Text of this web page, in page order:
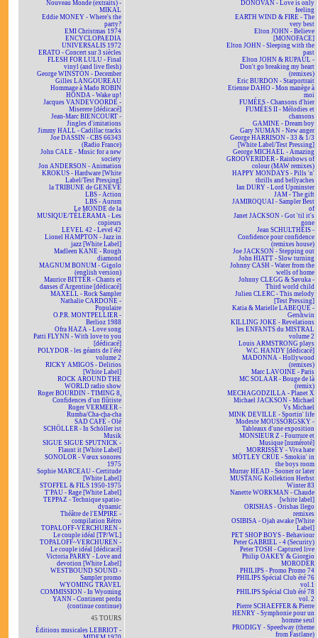
Nouveau Monde (extraits) -
MIKAL
Eddie MONEY - Where's the
party?
EMI Christmas 1974
ENCYCLOPAEDIA
UNIVERSALIS 1972
ERATO - Concert sur 3 siècles
FLESH FOR LULU - Final
vinyl (and live flesh)
George WINSTON - December
Gilles LANGOUREAU
Hommage à Mado ROBIN
HONDA - Wake up!
Jacques VANDEVOORDE -
Miserere [dédicacé]
Jean-Marc BIENCOURT -
Jingles d'imitations
Jimmy HALL - Cadillac tracks
Joe DASSIN - CBS 66343
(Radio France)
John CALE - Music for a new
society
Jon ANDERSON - Animation
KROKUS - Hardware [White
Label/Test Pressing]
la TRIBUNE de GENÈVE
LBS - Action
LBS - Aurum
Le MONDE de la
MUSIQUE/TÉLÉRAMA - Les
copieurs
LEVEL 42 - Level 42
Lionel HAMPTON - Jazz in
jazz [White Label]
Madleen KANE - Rough
diamond
MAGNUM BONUM - Gigolo
(english version)
Maurice BITTER - Chants et
danses d'Argentine [dédicacé]
MAXELL - Rock Sampler
Nathalie CARDONE -
Populaire
O.P.R. MONTPELLIER -
Berlioz 1988
Ofra HAZA - Love song
Patti FLYNN - With love to you
[dédicacé]
POLYDOR - les géants de l'été
volume 2
RICKY AMIGOS - Delirios
[White Label]
ROCK AROUND THE
WORLD radio show
Roger BOURDIN - TIMING 8,
Confidences d'un flûtiste
Roger VERMEER -
Rumba/Cha-cha-cha
SAD CAFÉ - Olé
SCHÖLLER - In Schöller ist
Musik
SIGUE SIGUE SPUTNICK -
Flaunt it [White Label]
SONOLOR - Vœux sonores
1975
Sophie MARCEAU - Certitude
[White Label]
STOFFEL & FILS 1950-1975
T'PAU - Rage [White Label]
TEPPAZ - Technique spatio-
dynamic
Théâtre de l'EMPIRE -
compilation Rétro
TOPALOFF-VERCHUREN -
Le couple idéal [TP/WL]
TOPALOFF~VERCHUREN -
Le couple idéal [dédicacé]
Victoria PARRY - Love and
devotion [White Label]
WESTBOUND SOUND -
Sampler promo
WYOMING TRAVEL
COMMISSION - In Wyoming
YANN - Continent perdu
(continue continue)
45 TOURS
Éditions musicales LEBRIOT -
DONOVAN - Love is only
feeling
EARTH WIND & FIRE - The
very best
Elton JOHN - Believe
[MONOFACE]
Elton JOHN - Sleeping with the
past
Elton JOHN & RUPAUL -
Don't go breaking my heart
(remixes)
Eric BURDON - Starportrait
Etienne DAHO - Mon manège à
moi
FUMÉES - Chansons d'hier
FUMÉES II - Mélodies et
chansons
GAMINE - Dream boy
Gary NUMAN - New anger
George HARRISON - 33 & 1/3
[White Label/Test Pressing]
George MICHAEL - Amazing
GROOVERIDER - Rainbows of
colour (MAW remixes)
HAPPY MONDAYS - Pills 'n'
thrills and bellyaches
Ian DURY - Lord Upminster
JAM - The gift
JAMIROQUAI - Sampler Best
of
Janet JACKSON - Got 'til it's
gone
Jean SCHULTHEIS -
Confidence pour confidence
(remixes house)
Joe JACKSON - Stepping out
John HIATT - Slow turning
Johnny CASH - Water from the
wells of home
Johnny CLEGG & Savuka -
Third world child
Julien CLERC - This melody
[Test Pressing]
Katia & Marielle LABEQUE -
Gershwin
KILLING JOKE - Revelations
les ENFANTS du MISTRAL
volume 2
Louis ARMSTRONG plays
W.C. HANDY [dédicacé]
MADONNA - Hollywood
(remixes)
Marc LAVOINE - Paris
MC SOLAAR - Bouge de là
(remix)
MECHAGODZILLA - Planet X
Michael JACKSON - Michael
Vs Michael
MINK DEVILLE - Sportin' life
Modeste MOUSSORGSKY -
Tableaux d'une exposition
MONSIEUR Z - Fourrure et
Musique [numéroté]
MORRISSEY - Viva hate
MÖTLEY CRÜE - Smokin' in
the boys room
Murray HEAD - Sooner or later
MUSTANG Kollektion Herbst
Winter 83
Nanette WORKMAN - Chaude
[white label]
ORISHAS - Orishas llego
remixes
OSIBISA - Ojah awake [White
Label]
PET SHOP BOYS - Behaviour
Peter GABRIEL - 4 (Security)
Peter TOSH - Captured live
Philip OAKEY & Giorgio
MORODER
PHILIPS - Promo Promo 74
PHILIPS Spécial Club été 76
vol.1
PHILIPS Spécial Club été 78
vol. 2
Pierre SCHAEFFER & Pierre
HENRY - Symphonie pour un
homme seul
PRODIGY - Speedway (theme
from Fastlane)